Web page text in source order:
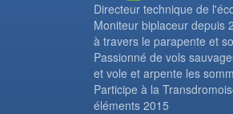
Directeur technique de
Moniteur biplaceur depuis
à travers le parapente et
Passionné de vols
et vole et arpente les
Participe à la
éléments 2015